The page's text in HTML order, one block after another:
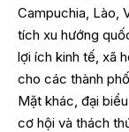
Campuchia, Lào,
tích xu hướng
lợi ích kinh tế, xã
cho các thành
Mặt khác, đại
cơ hội và thách